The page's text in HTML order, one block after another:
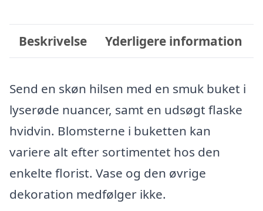
Beskrivelse Yderligere information
Send en skøn hilsen med en smuk buket i
lyserøde nuancer, samt en udsøgt flaske
hvidvin. Blomsterne i buketten kan
variere alt efter sortimentet hos den
enkelte florist. Vase og den øvrige
dekoration medfølger ikke.